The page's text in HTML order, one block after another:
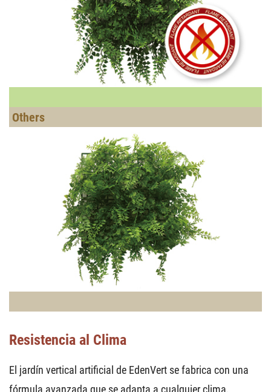
Resistencia al Clima
El jardín vertical artificial de EdenVert se fabrica con una
fórmula avanzada que se adapta a cualquier clima,